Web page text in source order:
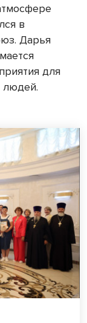
в
Дарья
для
людей.